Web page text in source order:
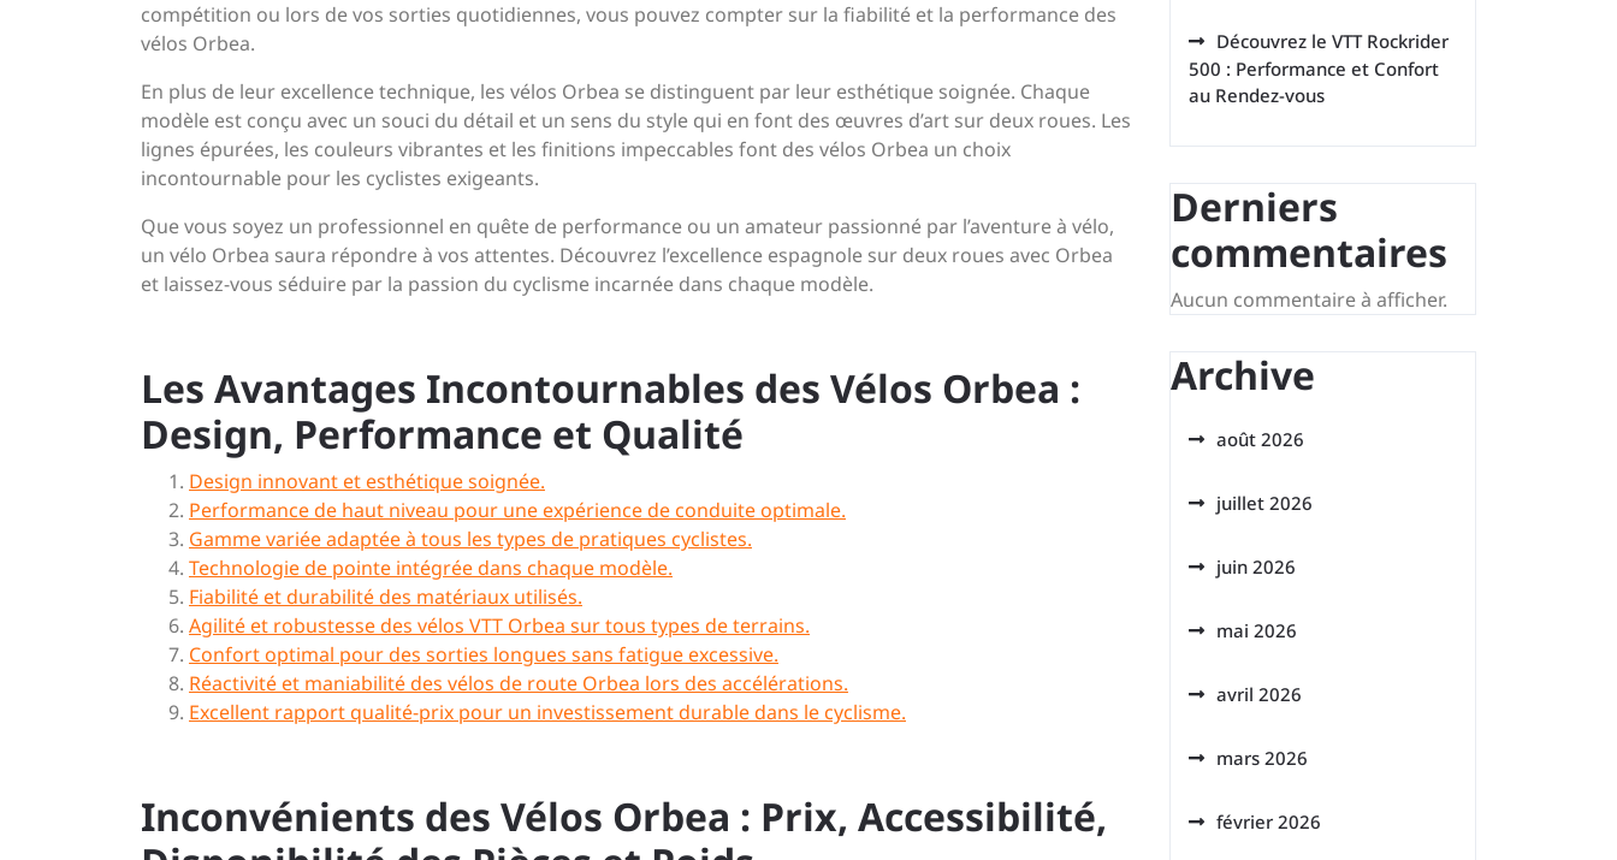
compétition ou lors de vos sorties quotidiennes, vous pouvez compter sur la fiabilité et la performance des
vélos Orbea.
En plus de leur excellence technique, les vélos Orbea se distinguent par leur esthétique soignée. Chaque
modèle est conçu avec un souci du détail et un sens du style qui en font des œuvres d’art sur deux roues. Les
lignes épurées, les couleurs vibrantes et les finitions impeccables font des vélos Orbea un choix
incontournable pour les cyclistes exigeants.
Que vous soyez un professionnel en quête de performance ou un amateur passionné par l’aventure à vélo,
un vélo Orbea saura répondre à vos attentes. Découvrez l’excellence espagnole sur deux roues avec Orbea
et laissez-vous séduire par la passion du cyclisme incarnée dans chaque modèle.
Les Avantages Incontournables des Vélos Orbea :
Design, Performance et Qualité
Design innovant et esthétique soignée.
Performance de haut niveau pour une expérience de conduite optimale.
Gamme variée adaptée à tous les types de pratiques cyclistes.
Technologie de pointe intégrée dans chaque modèle.
Fiabilité et durabilité des matériaux utilisés.
Agilité et robustesse des vélos VTT Orbea sur tous types de terrains.
Confort optimal pour des sorties longues sans fatigue excessive.
Réactivité et maniabilité des vélos de route Orbea lors des accélérations.
Excellent rapport qualité-prix pour un investissement durable dans le cyclisme.
Inconvénients des Vélos Orbea : Prix, Accessibilité,
Découvrez le VTT Rockrider
500 : Performance et Confort
au Rendez-vous
Derniers
commentaires
Aucun commentaire à afficher.
Archive
août 2026
juillet 2026
juin 2026
mai 2026
avril 2026
mars 2026
février 2026